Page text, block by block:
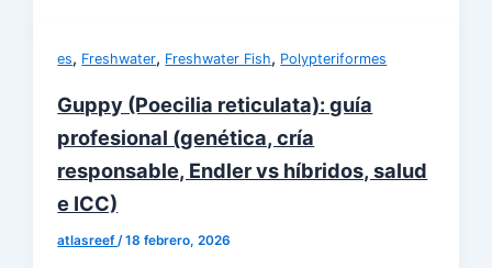
es, Freshwater, Freshwater Fish, Polypteriformes
Guppy (Poecilia reticulata): guía
profesional (genética, cría
responsable, Endler vs híbridos, salud
e ICC)
atlasreef /18 febrero, 2026